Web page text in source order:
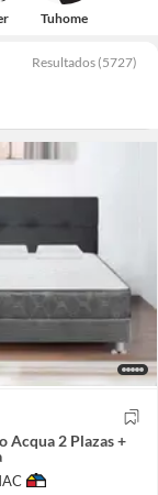
Tuhome
Resultados (5727)
Acqua 2 Plazas +